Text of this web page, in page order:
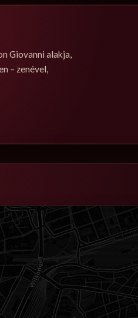
Giovanni alakja,
– zenével,